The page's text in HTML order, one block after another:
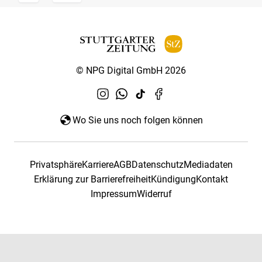
© NPG Digital GmbH 2026
Wo Sie uns noch folgen können
PrivatsphäreKarriereAGBDatenschutzMediadaten
Erklärung zur BarrierefreiheitKündigungKontakt
ImpressumWiderruf